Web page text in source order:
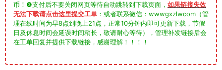
币！❸支付后不要关闭网页等待自动跳转到下载页面， 如果链接失效
无法下载请点击这里提交工单 ：或者联系微信：wwwgxzlwcom（管
理在线时间为早8点到晚上21点，正常10分钟内即可更新下载，节假
日及休息时间会延误时间稍长，敬请耐心等待），管理补发链接后会
在工单回复并提供下载链接，感谢理解！！！！